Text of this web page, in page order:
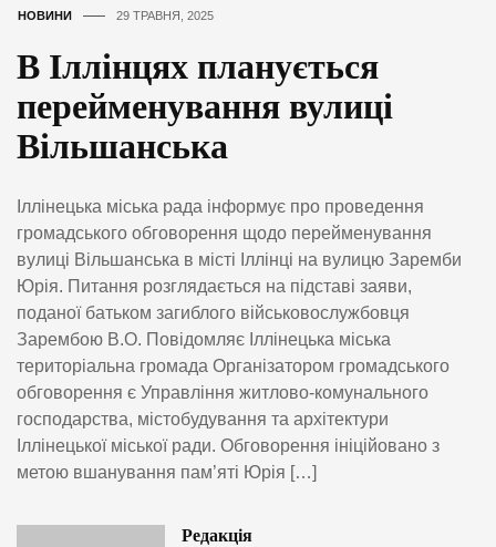
НОВИНИ 29 ТРАВНЯ, 2025
В Іллінцях планується
перейменування вулиці
Вільшанська
Іллінецька міська рада інформує про проведення
громадського обговорення щодо перейменування
вулиці Вільшанська в місті Іллінці на вулицю Заремби
Юрія. Питання розглядається на підставі заяви,
поданої батьком загиблого військовослужбовця
Зарембою В.О. Повідомляє Іллінецька міська
територіальна громада Організатором громадського
обговорення є Управління житлово-комунального
господарства, містобудування та архітектури
Іллінецької міської ради. Обговорення ініційовано з
метою вшанування пам’яті Юрія […]
Редакція